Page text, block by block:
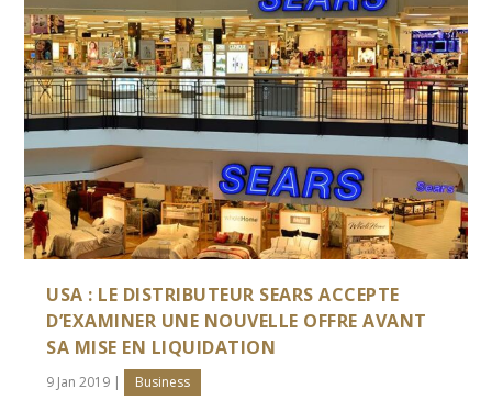
USA : LE DISTRIBUTEUR SEARS ACCEPTE
D’EXAMINER UNE NOUVELLE OFFRE AVANT
SA MISE EN LIQUIDATION
9 Jan 2019 | Business